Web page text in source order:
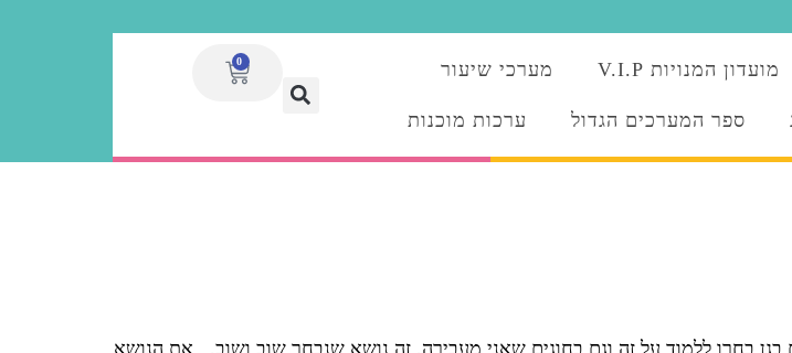
מועדון המנויות V.I.P מערכי שיעור
ספר המערכים הגדול ערכות מוכנות
0
בחרו ללמוד על זה וגם בחוגים שאני מעבירה, זה נושא שנבחר שוב ושוב. את הנושא